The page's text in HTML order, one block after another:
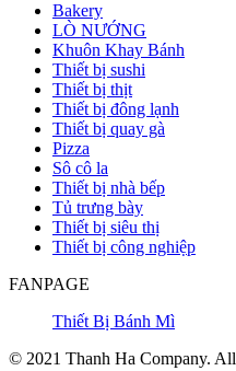
Bakery
LÒ NƯỚNG
Khuôn Khay Bánh
Thiết bị sushi
Thiết bị thịt
Thiết bị đông lạnh
Thiết bị quay gà
Pizza
Sô cô la
Thiết bị nhà bếp
Tủ trưng bày
Thiết bị siêu thị
Thiết bị công nghiệp
FANPAGE
Thiết Bị Bánh Mì
© 2021 Thanh Ha Company.